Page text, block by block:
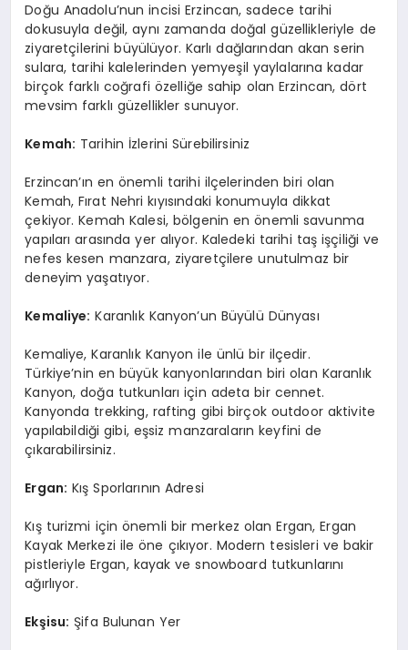
Doğu Anadolu’nun incisi Erzincan, sadece tarihi
dokusuyla değil, aynı zamanda doğal güzellikleriyle de
ziyaretçilerini büyülüyor. Karlı dağlarından akan serin
sulara, tarihi kalelerinden yemyeşil yaylalarına kadar
birçok farklı coğrafi özelliğe sahip olan Erzincan, dört
mevsim farklı güzellikler sunuyor.
Kemah: Tarihin İzlerini Sürebilirsiniz
Erzincan’ın en önemli tarihi ilçelerinden biri olan
Kemah, Fırat Nehri kıyısındaki konumuyla dikkat
çekiyor. Kemah Kalesi, bölgenin en önemli savunma
yapıları arasında yer alıyor. Kaledeki tarihi taş işçiliği ve
nefes kesen manzara, ziyaretçilere unutulmaz bir
deneyim yaşatıyor.
Kemaliye: Karanlık Kanyon’un Büyülü Dünyası
Kemaliye, Karanlık Kanyon ile ünlü bir ilçedir.
Türkiye’nin en büyük kanyonlarından biri olan Karanlık
Kanyon, doğa tutkunları için adeta bir cennet.
Kanyonda trekking, rafting gibi birçok outdoor aktivite
yapılabildiği gibi, eşsiz manzaraların keyfini de
çıkarabilirsiniz.
Ergan: Kış Sporlarının Adresi
Kış turizmi için önemli bir merkez olan Ergan, Ergan
Kayak Merkezi ile öne çıkıyor. Modern tesisleri ve bakir
pistleriyle Ergan, kayak ve snowboard tutkunlarını
ağırlıyor.
Ekşisu: Şifa Bulunan Yer